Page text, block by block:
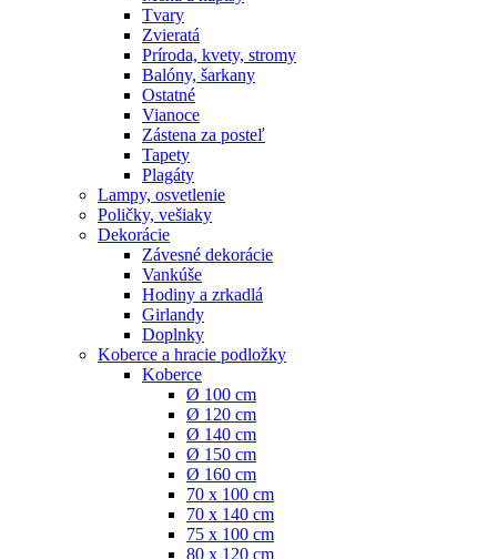
Tvary
Zvieratá
Príroda, kvety, stromy
Balóny, šarkany
Ostatné
Vianoce
Zástena za posteľ
Tapety
Plagáty
Lampy, osvetlenie
Poličky, vešiaky
Dekorácie
Závesné dekorácie
Vankúše
Hodiny a zrkadlá
Girlandy
Doplnky
Koberce a hracie podložky
Koberce
Ø 100 cm
Ø 120 cm
Ø 140 cm
Ø 150 cm
Ø 160 cm
70 x 100 cm
70 x 140 cm
75 x 100 cm
80 x 120 cm